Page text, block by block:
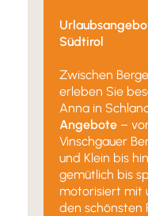
Südtirol
Zwischen
erleben Sie
Anna in
Angebote –
Vinschgauer
und Klein bis
gemütlich bis
motorisiert mit
den schönsten